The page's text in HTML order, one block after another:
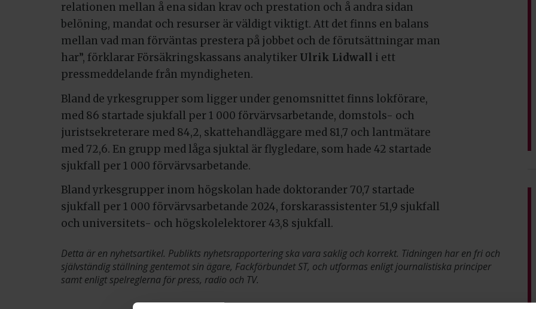
relationen mellan å ena sidan krav och prestation och å andra sidan
belöning, mandat och resurser är väldigt viktigt. Att det finns en balans
mellan vad man förväntas prestera på jobbet och de förutsättningar man
har”, förklarar Försäkringskassans analytiker Ulrik Lidwall i ett
pressmeddelande från myndigheten.
Bland de yrkesgrupper som ligger under genomsnittet finns lokförare,
med 86 startade sjukfall per 1 000 förvärvsarbetande, domstols- och
juristsekreterare med 84,2, skattehandläggare med 81,7 och lantmätare
med 72,6. En grupp med låga sjuktal är flygledare, som hade 42 startade
sjukfall per 1 000 förvärvsarbetande.
Bland yrkesgrupper inom högskolan hade doktorander 70,7 startade
sjukfall per 1 000 förvärvsarbetande 2024, forskarassistenter 51,9 sjukfall
och universitets- och högskolelektorer 43,8 sjukfall.
Detta är en nyhetsartikel. Publikts nyhetsrapportering ska vara saklig och korrekt. Tidningen har en fri och
självständig ställning gentemot sin ägare, Fackförbundet ST, och utformas enligt journalistiska principer
samt enligt spelreglerna för press, radio och TV.